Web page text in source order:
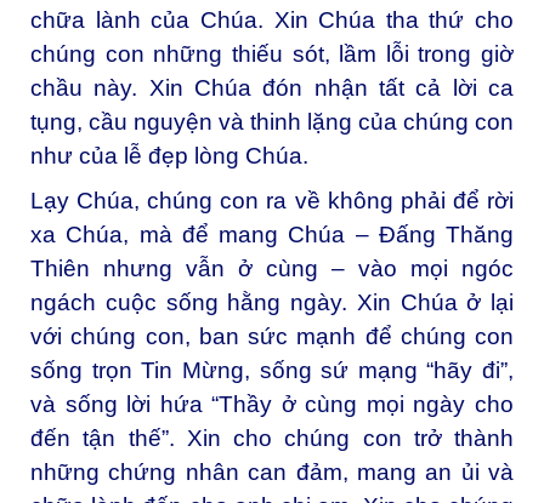
chữa lành của Chúa. Xin Chúa tha thứ cho
chúng con những thiếu sót, lầm lỗi trong giờ
chầu này. Xin Chúa đón nhận tất cả lời ca
tụng, cầu nguyện và thinh lặng của chúng con
như của lễ đẹp lòng Chúa.
Lạy Chúa, chúng con ra về không phải để rời
xa Chúa, mà để mang Chúa – Đấng Thăng
Thiên nhưng vẫn ở cùng – vào mọi ngóc
ngách cuộc sống hằng ngày. Xin Chúa ở lại
với chúng con, ban sức mạnh để chúng con
sống trọn Tin Mừng, sống sứ mạng “hãy đi”,
và sống lời hứa “Thầy ở cùng mọi ngày cho
đến tận thế”. Xin cho chúng con trở thành
những chứng nhân can đảm, mang an ủi và